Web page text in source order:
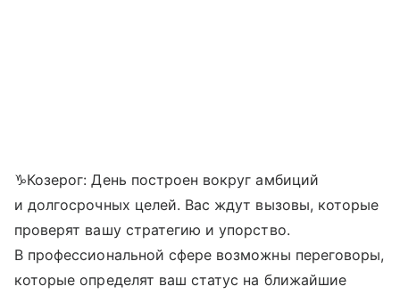
♑Козерог: День построен вокруг амбиций
и долгосрочных целей. Вас ждут вызовы, которые
проверят вашу стратегию и упорство.
В профессиональной сфере возможны переговоры,
которые определят ваш статус на ближайшие